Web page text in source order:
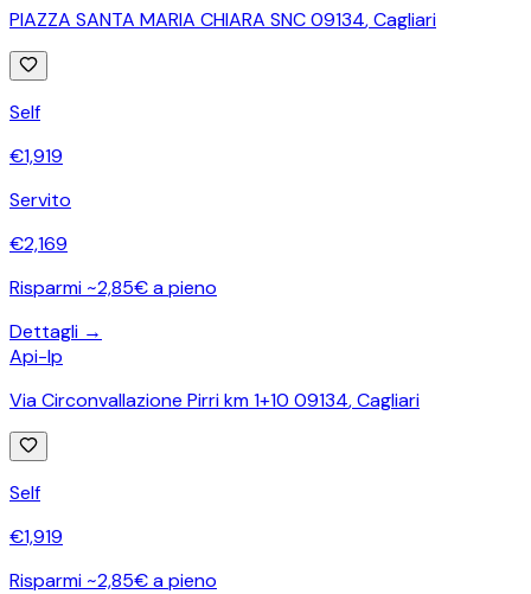
PIAZZA SANTA MARIA CHIARA SNC 09134,Cagliari
Self
€1,919
Servito
€2,169
Risparmi ~2,85€ a pieno
Dettagli →
Api-Ip
Via Circonvallazione Pirri km 1+10 09134,Cagliari
Self
€1,919
Risparmi ~2,85€ a pieno